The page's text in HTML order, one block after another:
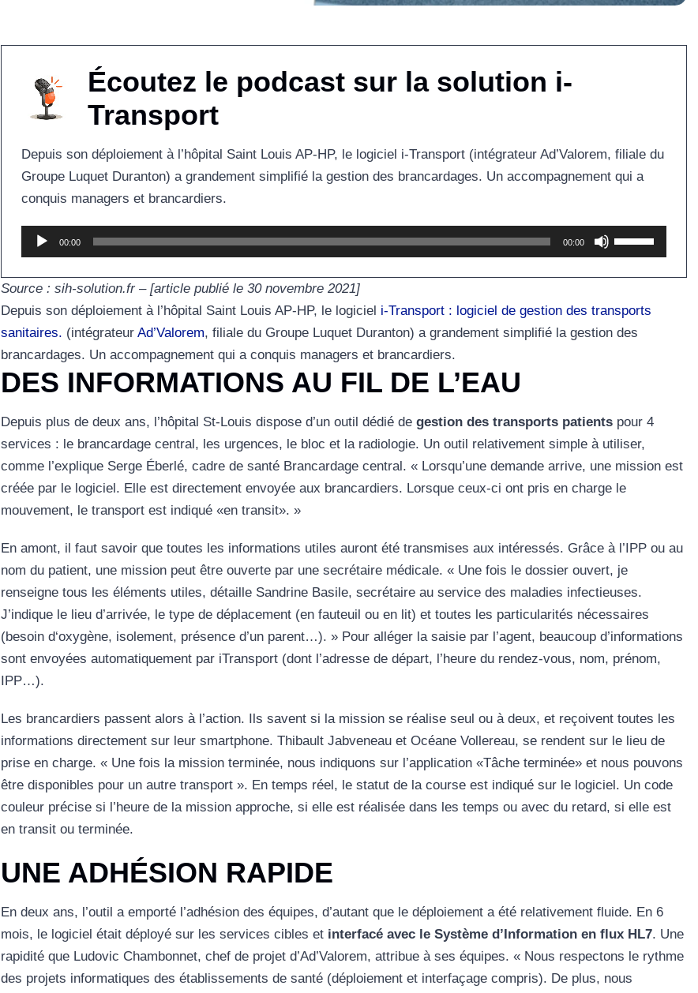
Écoutez le podcast sur la solution i-
Transport
Depuis son déploiement à l’hôpital Saint Louis AP-HP, le logiciel i-Transport (intégrateur Ad’Valorem, filiale du
Groupe Luquet Duranton) a grandement simplifié la gestion des brancardages. Un accompagnement qui a
conquis managers et brancardiers.
Lecteur
audio
00:00 00:00
Utilisez
les
flèches
pour
Source : sih-solution.fr – [article publié le 30 novembre 2021]
Depuis son déploiement à l’hôpital Saint Louis AP-HP, le logiciel i-Transport : logiciel de gestion des transports
sanitaires. (intégrateur Ad’Valorem, filiale du Groupe Luquet Duranton) a grandement simplifié la gestion des
brancardages. Un accompagnement qui a conquis managers et brancardiers.
DES INFORMATIONS AU FIL DE L’EAU
Depuis plus de deux ans, l’hôpital St-Louis dispose d’un outil dédié de gestion des transports patientspour 4
services : le brancardage central, les urgences, le bloc et la radiologie. Un outil relativement simple à utiliser,
comme l’explique Serge Éberlé, cadre de santé Brancardage central. « Lorsqu’une demande arrive, une mission est
créée par le logiciel. Elle est directement envoyée aux brancardiers. Lorsque ceux-ci ont pris en charge le
mouvement, le transport est indiqué «en transit». »
En amont, il faut savoir que toutes les informations utiles auront été transmises aux intéressés. Grâce à l’IPP ou au
nom du patient, une mission peut être ouverte par une secrétaire médicale. « Une fois le dossier ouvert, je
renseigne tous les éléments utiles, détaille Sandrine Basile, secrétaire au service des maladies infectieuses.
J’indique le lieu d’arrivée, le type de déplacement (en fauteuil ou en lit) et toutes les particularités nécessaires
(besoin d‘oxygène, isolement, présence d’un parent…). » Pour alléger la saisie par l’agent, beaucoup d’informations
sont envoyées automatiquement par iTransport (dont l’adresse de départ, l’heure du rendez-vous, nom, prénom,
IPP…).
Les brancardiers passent alors à l’action. Ils savent si la mission se réalise seul ou à deux, et reçoivent toutes les
informations directement sur leur smartphone. Thibault Jabveneau et Océane Vollereau, se rendent sur le lieu de
prise en charge. « Une fois la mission terminée, nous indiquons sur l’application «Tâche terminée» et nous pouvons
être disponibles pour un autre transport ». En temps réel, le statut de la course est indiqué sur le logiciel. Un code
couleur précise si l’heure de la mission approche, si elle est réalisée dans les temps ou avec du retard, si elle est
en transit ou terminée.
UNE ADHÉSION RAPIDE
En deux ans, l’outil a emporté l’adhésion des équipes, d’autant que le déploiement a été relativement fluide. En 6
mois, le logiciel était déployé sur les services cibles et interfacé avec le Système d’Information en flux HL7. Une
rapidité que Ludovic Chambonnet, chef de projet d’Ad’Valorem, attribue à ses équipes. « Nous respectons le rythme
des projets informatiques des établissements de santé (déploiement et interfaçage compris). De plus, nous